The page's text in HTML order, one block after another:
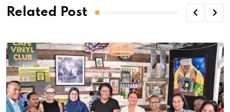
Related Post